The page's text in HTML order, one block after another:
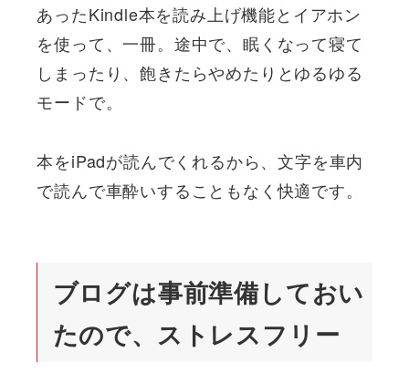
あったKindle本を読み上げ機能とイアホン
を使って、一冊。途中で、眠くなって寝て
しまったり、飽きたらやめたりとゆるゆる
モードで。
本をiPadが読んでくれるから、文字を車内
で読んで車酔いすることもなく快適です。
ブログは事前準備しておい
たので、ストレスフリー